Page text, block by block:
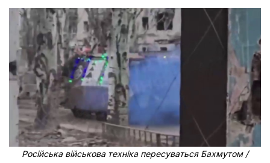
Російська військова техніка пересуваться Бахмутом /